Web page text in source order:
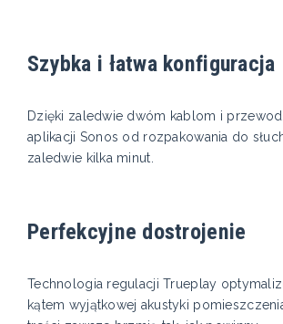
Szybka i łatwa konfiguracja
Dzięki zaledwie dwóm kablom i
aplikacji Sonos od rozpakowania do
zaledwie kilka minut.
Perfekcyjne dostrojenie
Technologia regulacji Trueplay
kątem wyjątkowej akustyki